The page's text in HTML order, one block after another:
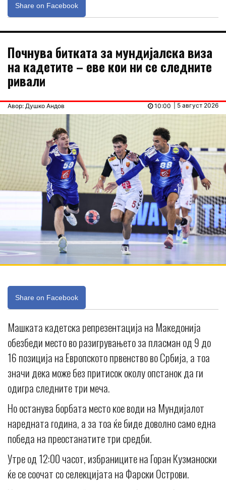
Share on Facebook
Почнува битката за мундијалска виза
на кадетите – еве кои ни се следните
ривали
Авор: Душко Андов | 5 август 2026
10:00
Share on Facebook
Машката кадетска репрезентација на Македонија
обезбеди место во разигрувањето за пласман од 9 до
16 позиција на Европското првенство во Србија, а тоа
значи дека може без притисок околу опстанок да ги
одигра следните три меча.
Но останува борбата место кое води на Мундијалот
наредната година, а за тоа ќе биде доволно само една
победа на преостанатите три средби.
Утре од 12:00 часот, избраниците на Горан Кузманоски
ќе се соочат со селекцијата на Фарски Острови.